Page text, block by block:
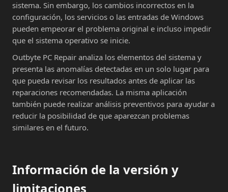
sistema. Sin embargo, los cambios incorrectos en la
configuración, los servicios o las entradas de Windows
pueden empeorar el problema original e incluso impedir
que el sistema operativo se inicie.
Outbyte PC Repair analiza los elementos del sistema y
presenta las anomalías detectadas en un solo lugar para
que pueda revisar los resultados antes de aplicar las
reparaciones recomendadas. La misma aplicación
también puede realizar análisis preventivos para ayudar a
reducir la posibilidad de que aparezcan problemas
similares en el futuro.
Información de la versión y
limitaciones